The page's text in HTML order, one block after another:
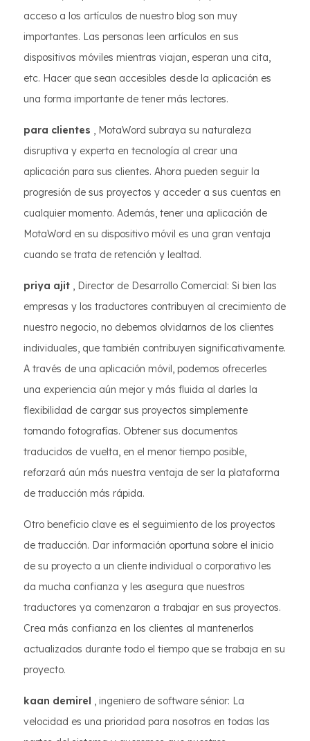
acceso a los artículos de nuestro blog son muy
importantes. Las personas leen artículos en sus
dispositivos móviles mientras viajan, esperan una cita,
etc. Hacer que sean accesibles desde la aplicación es
una forma importante de tener más lectores.
para clientes , MotaWord subraya su naturaleza
disruptiva y experta en tecnología al crear una
aplicación para sus clientes. Ahora pueden seguir la
progresión de sus proyectos y acceder a sus cuentas en
cualquier momento. Además, tener una aplicación de
MotaWord en su dispositivo móvil es una gran ventaja
cuando se trata de retención y lealtad.
priya ajit , Director de Desarrollo Comercial: Si bien las
empresas y los traductores contribuyen al crecimiento de
nuestro negocio, no debemos olvidarnos de los clientes
individuales, que también contribuyen significativamente.
A través de una aplicación móvil, podemos ofrecerles
una experiencia aún mejor y más fluida al darles la
flexibilidad de cargar sus proyectos simplemente
tomando fotografías. Obtener sus documentos
traducidos de vuelta, en el menor tiempo posible,
reforzará aún más nuestra ventaja de ser la plataforma
de traducción más rápida.
Otro beneficio clave es el seguimiento de los proyectos
de traducción. Dar información oportuna sobre el inicio
de su proyecto a un cliente individual o corporativo les
da mucha confianza y les asegura que nuestros
traductores ya comenzaron a trabajar en sus proyectos.
Crea más confianza en los clientes al mantenerlos
actualizados durante todo el tiempo que se trabaja en su
proyecto.
kaan demirel , ingeniero de software sénior: La
velocidad es una prioridad para nosotros en todas las